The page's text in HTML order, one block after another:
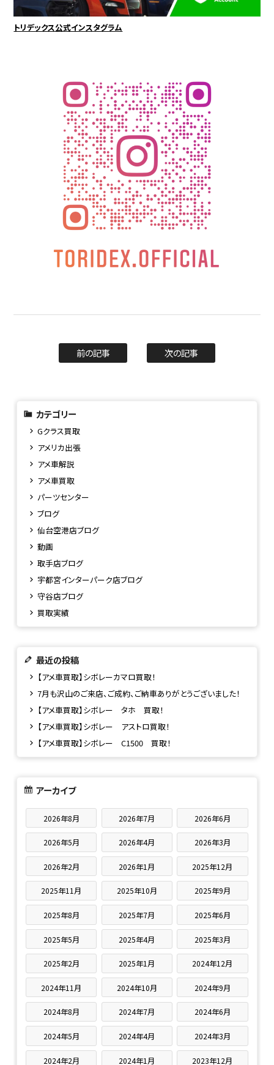
トリデックス公式インスタグラム
前の記事 次の記事
カテゴリー
Gクラス買取
アメリカ出張
アメ車解説
アメ車買取
パーツセンター
ブログ
仙台空港店ブログ
動画
取手店ブログ
宇都宮インターパーク店ブログ
守谷店ブログ
買取実績
最近の投稿
【アメ車買取】シボレーカマロ買取！
7月も沢山のご来店、ご成約、ご納車ありがとうございました！
【アメ車買取】シボレー タホ 買取！
【アメ車買取】シボレー アストロ買取！
【アメ車買取】シボレー C1500 買取！
アーカイブ
2026年8月 2026年7月 2026年6月
2026年5月 2026年4月 2026年3月
2026年2月 2026年1月 2025年12月
2025年11月 2025年10月 2025年9月
2025年8月 2025年7月 2025年6月
2025年5月 2025年4月 2025年3月
2025年2月 2025年1月 2024年12月
2024年11月 2024年10月 2024年9月
2024年8月 2024年7月 2024年6月
2024年5月 2024年4月 2024年3月
2024年2月 2024年1月 2023年12月